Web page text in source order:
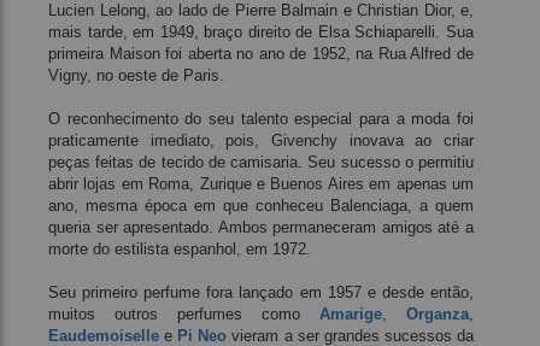
Lucien Lelong, ao lado de Pierre Balmain e Christian Dior, e,
mais tarde, em 1949, braço direito de Elsa Schiaparelli. Sua
primeira Maison foi aberta no ano de 1952, na Rua Alfred de
Vigny, no oeste de Paris.
O reconhecimento do seu talento especial para a moda foi
praticamente imediato, pois, Givenchy inovava ao criar
peças feitas de tecido de camisaria. Seu sucesso o permitiu
abrir lojas em Roma, Zurique e Buenos Aires em apenas um
ano, mesma época em que conheceu Balenciaga, a quem
queria ser apresentado. Ambos permaneceram amigos até a
morte do estilista espanhol, em 1972.
Seu primeiro perfume fora lançado em 1957 e desde então,
muitos outros perfumes como Amarige, Organza,
Eaudemoiselle e Pi Neo vieram a ser grandes sucessos da